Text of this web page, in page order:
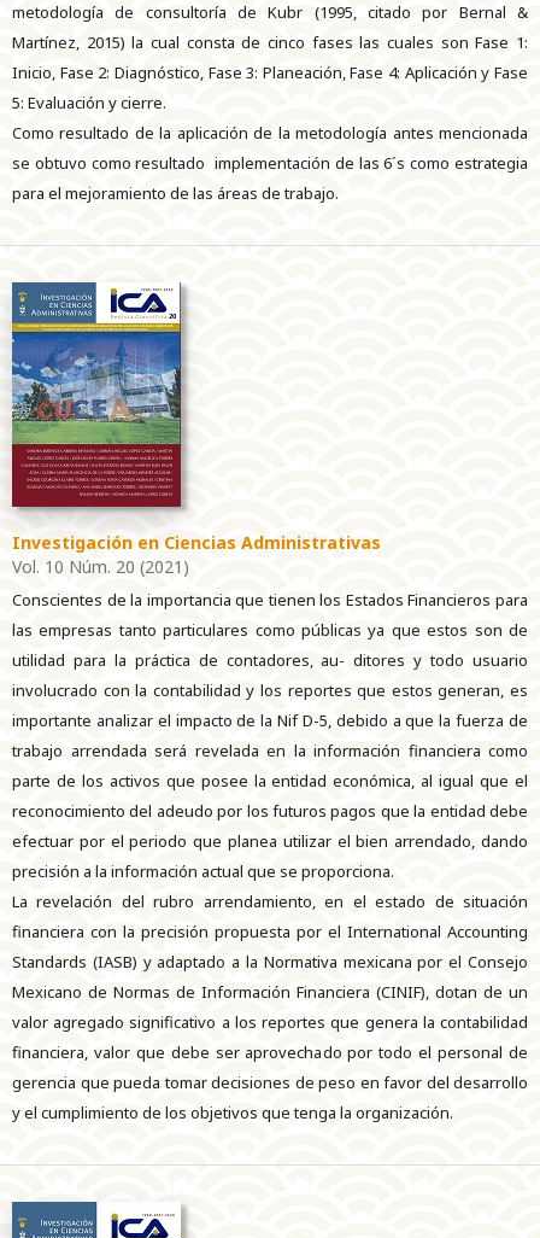
metodología de consultoría de Kubr (1995, citado por Bernal &
Martínez, 2015) la cual consta de cinco fases las cuales son Fase 1:
Inicio, Fase 2: Diagnóstico, Fase 3: Planeación, Fase 4: Aplicación y Fase
5: Evaluación y cierre.
Como resultado de la aplicación de la metodología antes mencionada
se obtuvo como resultado implementación de las 6´s como estrategia
para el mejoramiento de las áreas de trabajo.
Investigación en Ciencias Administrativas
Vol. 10 Núm. 20 (2021)
Conscientes de la importancia que tienen los Estados Financieros para
las empresas tanto particulares como públicas ya que estos son de
utilidad para la práctica de contadores, au- ditores y todo usuario
involucrado con la contabilidad y los reportes que estos generan, es
importante analizar el impacto de la Nif D-5, debido a que la fuerza de
trabajo arrendada será revelada en la información financiera como
parte de los activos que posee la entidad económica, al igual que el
reconocimiento del adeudo por los futuros pagos que la entidad debe
efectuar por el periodo que planea utilizar el bien arrendado, dando
precisión a la información actual que se proporciona.
La revelación del rubro arrendamiento, en el estado de situación
financiera con la precisión propuesta por el International Accounting
Standards (IASB) y adaptado a la Normativa mexicana por el Consejo
Mexicano de Normas de Información Financiera (CINIF), dotan de un
valor agregado significativo a los reportes que genera la contabilidad
financiera, valor que debe ser aprovechado por todo el personal de
gerencia que pueda tomar decisiones de peso en favor del desarrollo
y el cumplimiento de los objetivos que tenga la organización.